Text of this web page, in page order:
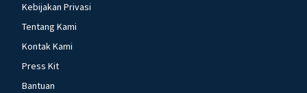
Kebijakan Privasi
Tentang Kami
Kontak Kami
Press Kit
Bantuan